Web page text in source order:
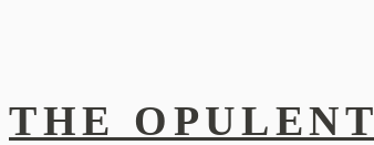
THE OPULENT